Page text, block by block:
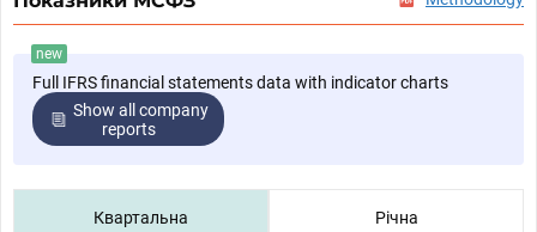
new
Full IFRS financial statements data with indicator charts
Show all company
reports
Квартальна Річна